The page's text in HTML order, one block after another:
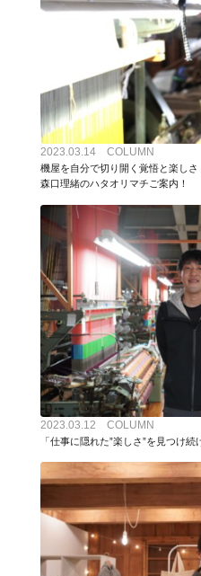
2023.03.14 COLUMN
機屋を自分で切り開く覚悟と楽し
森口理緒のハタオリマチご案内！
2023.03.12 COLUMN
「仕事に隠れた”楽しさ”を見つけ